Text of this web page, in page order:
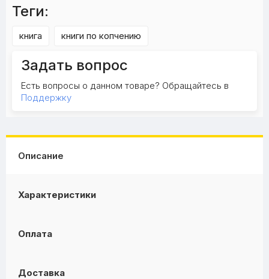
Теги:
книга книги по копчению
Задать вопрос
Есть вопросы о данном товаре? Обращайтесь в
Поддержку
Описание
Характеристики
Оплата
Доставка